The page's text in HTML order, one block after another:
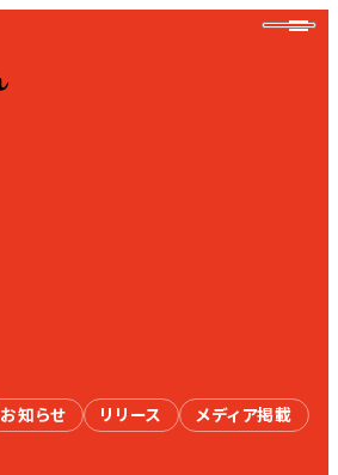
Biophilia
お知らせ リリース メディア掲載